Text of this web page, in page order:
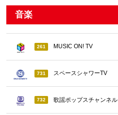
音楽
261 MUSIC ON! TV
731 スペースシャワーTV
732 歌謡ポップスチャンネル